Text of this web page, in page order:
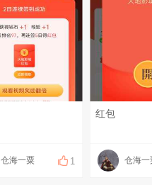
仓海一粟 1
红包
仓海一